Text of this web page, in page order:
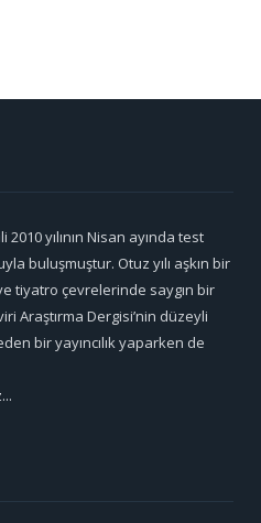
yılının Nisan ayında test
buluşmuştur. Otuz yılı aşkın bir
tiyatro çevrelerinde saygın bir
Araştırma Dergisi’nin düzeyli
bir yayıncılık yaparken de